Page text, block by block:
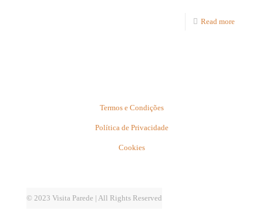
Read more
Termos e Condições
Política de Privacidade
Cookies
© 2023 Visita Parede | All Rights Reserved